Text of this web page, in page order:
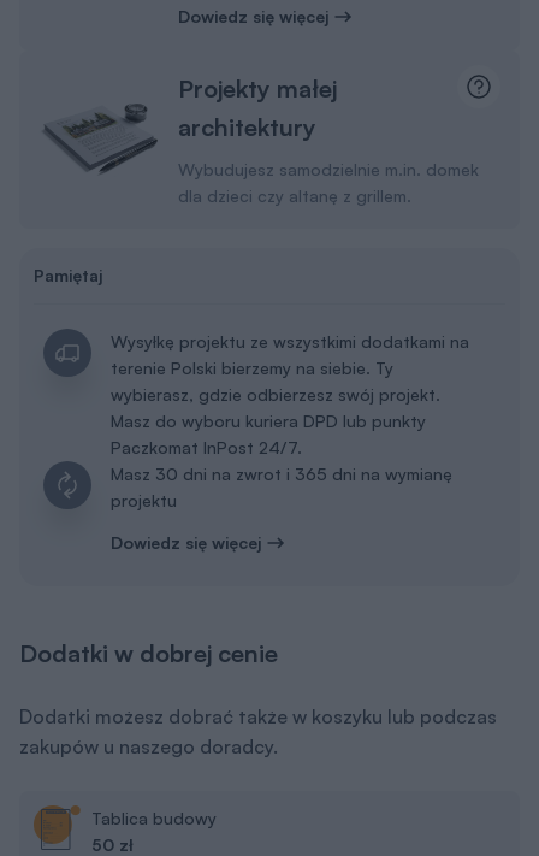
Dowiedz się więcej
Projekty małej
architektury
Wybudujesz samodzielnie m.in. domek
dla dzieci czy altanę z grillem.
Pamiętaj
Wysyłkę projektu ze wszystkimi dodatkami na
terenie Polski bierzemy na siebie. Ty
wybierasz, gdzie odbierzesz swój projekt.
Masz do wyboru kuriera DPD lub punkty
Paczkomat InPost 24/7.
Masz 30 dni na zwrot i 365 dni na wymianę
projektu
Dowiedz się więcej
Dodatki w dobrej cenie
Dodatki możesz dobrać także w koszyku lub podczas
zakupów u naszego doradcy.
Tablica budowy
50 zł